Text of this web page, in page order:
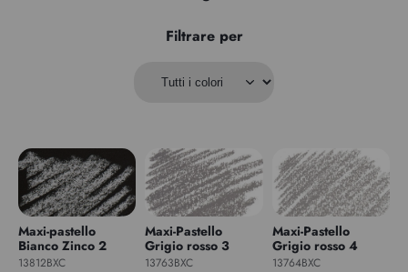
Filtrare per
Maxi-pastello
Bianco Zinco 2
13812BXC
Maxi-Pastello
Grigio rosso 3
13763BXC
Maxi-Pastello
Grigio rosso 4
13764BXC